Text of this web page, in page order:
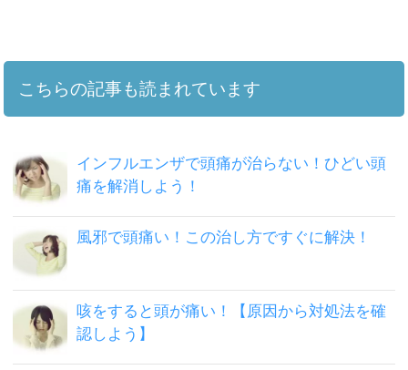
こちらの記事も読まれています
インフルエンザで頭痛が治らない！ひどい頭
痛を解消しよう！
風邪で頭痛い！この治し方ですぐに解決！
咳をすると頭が痛い！【原因から対処法を確
認しよう】